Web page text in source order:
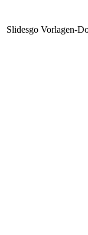
Slidesgo Vorlagen-